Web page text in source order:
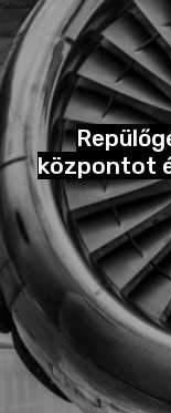
központot